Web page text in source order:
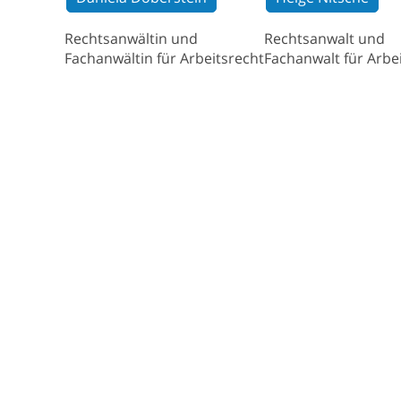
Rechtsanwältin und
Fachanwältin für Arbeitsrecht
Rechtsanwalt und
Fachanwalt für